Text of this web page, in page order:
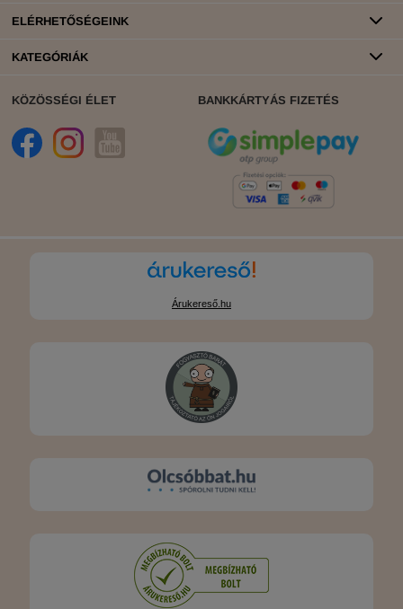
ELÉRHETŐSÉGEINK
KATEGÓRIÁK
KÖZÖSSÉGI ÉLET BANKKÁRTYÁS FIZETÉS
Árukereső.hu